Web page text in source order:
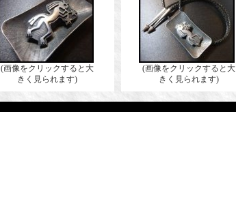
(画像をクリックすると大
きく見られます)
(画像をクリックすると大
きく見られます)